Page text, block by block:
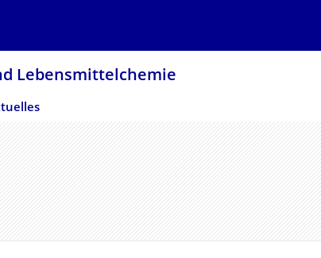
Lebensmittelchemie